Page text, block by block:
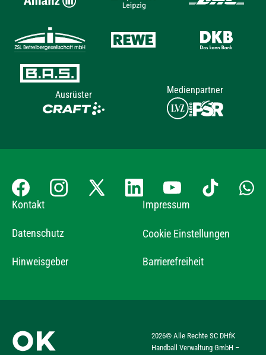
Ausrüster Medienpartner
Kontakt Impressum
Datenschutz Cookie Einstellungen
Hinweisgeber Barrierefreiheit
2026© Alle Rechte SC DHfK
Handball Verwaltung GmbH –